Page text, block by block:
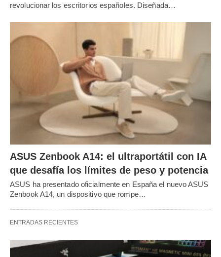
revolucionar los escritorios españoles. Diseñada…
ASUS Zenbook A14: el ultraportátil con IA
que desafía los límites de peso y potencia
ASUS ha presentado oficialmente en España el nuevo ASUS
Zenbook A14, un dispositivo que rompe…
ENTRADAS RECIENTES